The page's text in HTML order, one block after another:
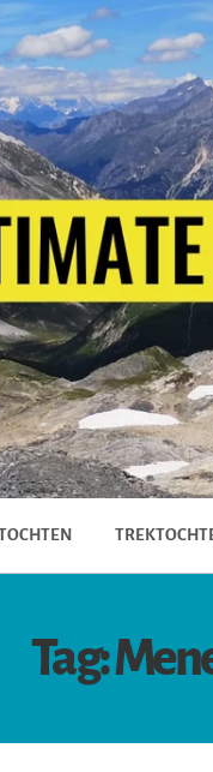
Tag: